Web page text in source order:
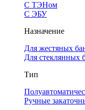
С ТЭНом
С ЭБУ
Назначение
Для жестяных
Для стеклянных
Тип
Ручные